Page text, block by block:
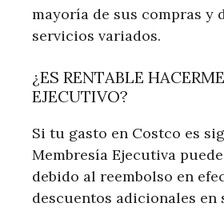
mayoría de sus compras y
servicios variados.
¿ES ⁢RENTABLE
EJECUTIVO?
Si tu gasto en Costco es​
Membresía Ejecutiva
debido al reembolso ⁣en
descuentos adicionales en